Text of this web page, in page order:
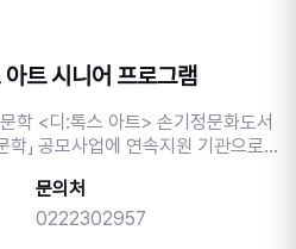
사진 촬영에 동의하는 것으로 간주
2941
트 시니어 프로그램
스 아트> 손기정문화도서
학」 공모사업에 연속지원 기관으로
기설계' 능력을 키울 수 있는 인문
문의처
0222302957